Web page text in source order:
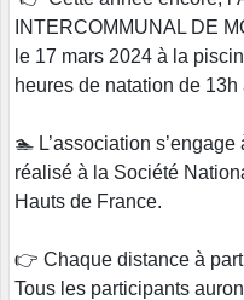
INTERCOMMUNAL DE
le 17 mars 2024 à la
heures de natation de 13h
🏊 L’association
réalisé à la Société
Hauts de France.
👉 Chaque distance à
Tous les participants